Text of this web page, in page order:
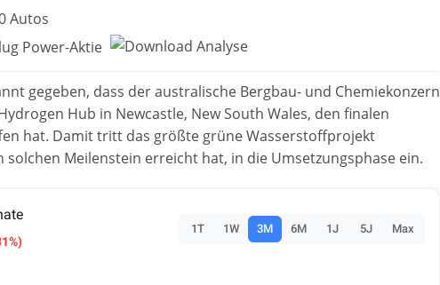
Autos
Power-Aktie
gegeben, dass der australische Bergbau- und Chemiekonzern
Hub in Newcastle, New South Wales, den finalen
hat. Damit tritt das größte grüne Wasserstoffprojekt
solchen Meilenstein erreicht hat, in die Umsetzungsphase ein.
1T 1W 3M 6M 1J 5J Max